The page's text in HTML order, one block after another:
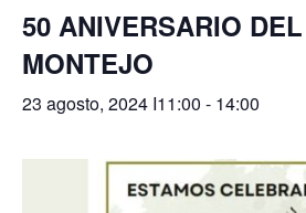
50 ANIVERSARIO
MONTEJO
23 agosto, 2024 I11:00 - 14:00